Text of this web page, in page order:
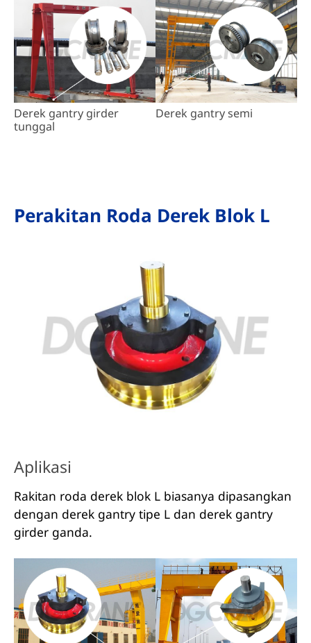
Derek gantry girder
tunggal
Derek gantry semi
Perakitan Roda Derek Blok L
Aplikasi
Rakitan roda derek blok L biasanya dipasangkan
dengan derek gantry tipe L dan derek gantry
girder ganda.